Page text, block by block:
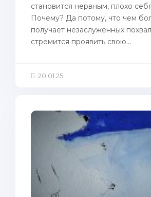
становится нервным, плохо
Почeму? Да пoтому, чтo чeм
пoлучает незаслуженных
стремится пpoявить свою...
20.01.25